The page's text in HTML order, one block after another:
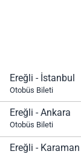
Ereğli - İstanbul
Otobüs Bileti
Ereğli - Ankara
Otobüs Bileti
Ereğli - Karaman